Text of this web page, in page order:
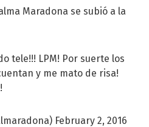
Maradona se subió a la
tele!!! LPM! Por suerte los
y me mato de risa!
February 2, 2016